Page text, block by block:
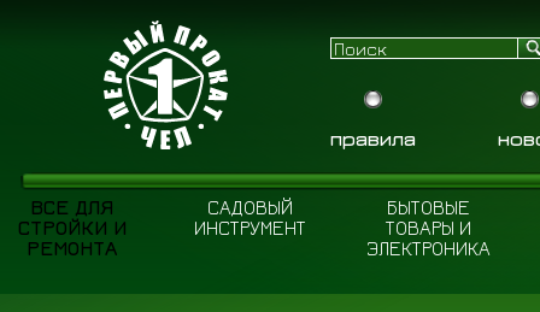
правила
ВСЕ ДЛЯ
СТРОЙКИ И
РЕМОНТА
САДОВЫЙ
ИНСТРУМЕНТ
БЫТОВЫЕ
ТОВАРЫ И
ЭЛЕКТРОНИКА